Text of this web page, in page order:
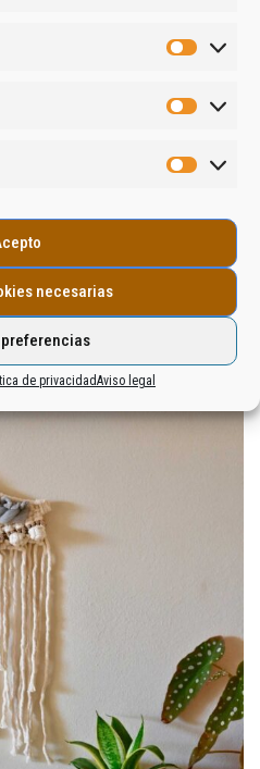
necesarias
preferencias
de privacidadAviso legal